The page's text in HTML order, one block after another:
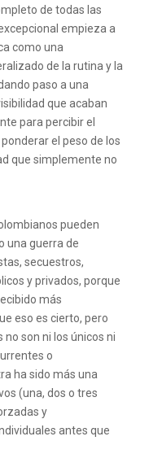
de todas las
empieza a
como una
de la rutina y la
paso a una
que acaban
para percibir el
el peso de los
que simplemente no
pueden
una guerra de
secuestros,
y privados, porque
más
eso es cierto, pero
son ni los únicos ni
o
ha sido más una
(una, dos o tres
y
antes que